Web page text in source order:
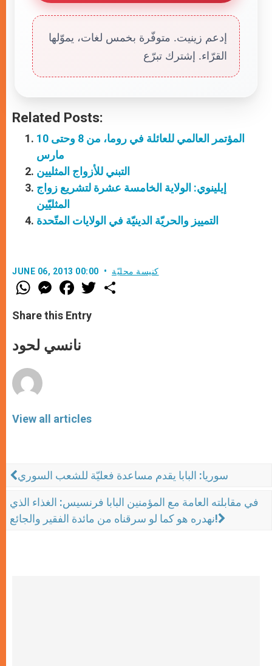
إدعم زينيت. متوفّرة بخمس لغات، يموّلها
القرّاء. إشترك تبرّع
Related Posts:
المؤتمر العالمي للعائلة في روما، من 8 وحتى 10
مارس
التبني للأزواج المثليين
إيلينوي: الولاية الخامسة عشرة لتشريع زواج
المثليّين
التمييز والحريّة الدينيّة في الولايات المتّحدة
JUNE 06, 2013 00:00 كنيسة محليّة
W
h
t
s
p
p
M
e
s
e
e
F
a
e
b
o
k
w
Share this Entry
نانسي لحود
View all articles
سوريا: البابا يقدم مساعدة فعليّة للشعب السوري
في مقابلته العامة مع المؤمنين البابا فرنسيس: الغذاء الذي
نهدره هو كما لو سرقناه من مائدة الفقير والجائع!